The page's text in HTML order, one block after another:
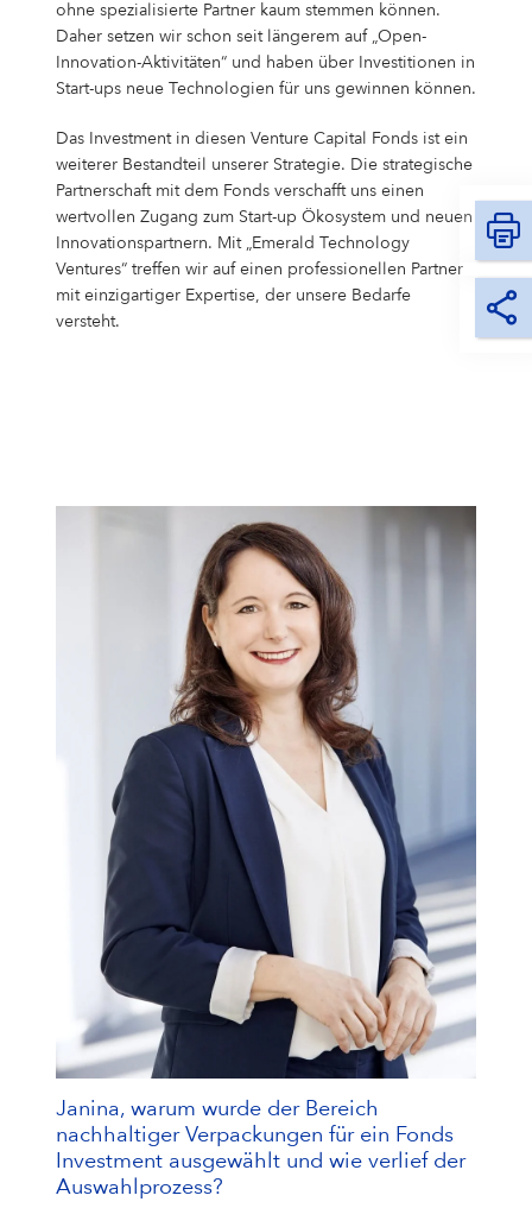
ohne spezialisierte Partner kaum stemmen können.
Daher setzen wir schon seit längerem auf „Open-
Innovation-Aktivitäten“ und haben über Investitionen in
Start-ups neue Technologien für uns gewinnen können.
Das Investment in diesen Venture Capital Fonds ist ein
weiterer Bestandteil unserer Strategie. Die strategische
Partnerschaft mit dem Fonds verschafft uns einen
wertvollen Zugang zum Start-up Ökosystem und neuen
Innovationspartnern. Mit „Emerald Technology
Ventures“ treffen wir auf einen professionellen Partner
mit einzigartiger Expertise, der unsere Bedarfe
versteht.
Janina, warum wurde der Bereich
nachhaltiger Verpackungen für ein Fonds
Investment ausgewählt und wie verlief der
Auswahlprozess?